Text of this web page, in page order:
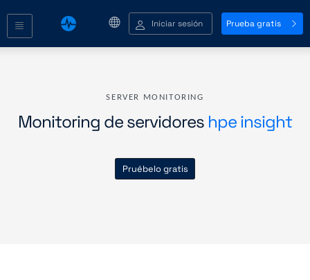
Iniciar sesión Prueba gratis
SERVER MONITORING
Monitoring de servidores hpe insight
Pruébelo gratis